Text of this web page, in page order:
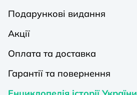
Подарункові видання
Акції
Оплата та доставка
Гарантії та повернення